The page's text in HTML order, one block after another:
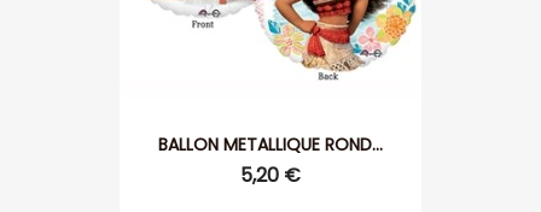
BALLON METALLIQUE ROND...
5,20 €